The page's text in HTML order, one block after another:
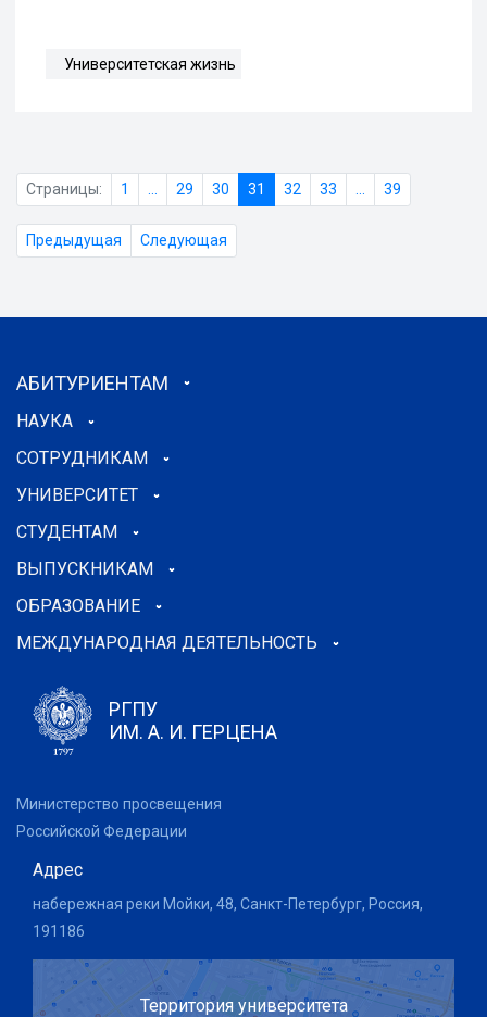
Университетская жизнь
Страницы: 1 29 30 31 32 33 39
Предыдущая Следующая
АБИТУРИЕНТАМ
НАУКА
СОТРУДНИКАМ
УНИВЕРСИТЕТ
СТУДЕНТАМ
ВЫПУСКНИКАМ
ОБРАЗОВАНИЕ
МЕЖДУНАРОДНАЯ ДЕЯТЕЛЬНОСТЬ
РГПУ
ИМ. А. И. ГЕРЦЕНА
Министерство просвещения
Российской Федерации
Адрес
набережная реки Мойки, 48, Санкт-Петербург, Россия,
191186
Территория университета